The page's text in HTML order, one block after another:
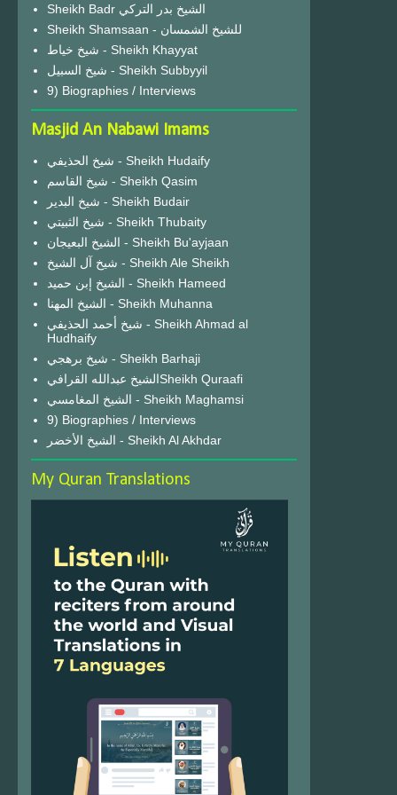
Sheikh Badr الشيخ بدر التركي
Sheikh Shamsaan - للشيخ الشمسان
شيخ خياط - Sheikh Khayyat
شيخ السبيل - Sheikh Subbyyil
9) Biographies / Interviews
Masjid An Nabawi Imams
شيخ الحذيفي - Sheikh Hudaify
شيخ القاسم - Sheikh Qasim
شيخ البدير - Sheikh Budair
شيخ الثبيتي - Sheikh Thubaity
الشيخ البعيجان - Sheikh Bu'ayjaan
شيخ آل الشيخ - Sheikh Ale Sheikh
الشيخ إبن حميد - Sheikh Hameed
الشيخ المهنا - Sheikh Muhanna
شيخ أحمد الحذيفي - Sheikh Ahmad al
Hudhaify
شيخ برهجي - Sheikh Barhaji
الشيخ عبدالله القرافيSheikh Quraafi
الشيخ المغامسي - Sheikh Maghamsi
9) Biographies / Interviews
الشيخ الأخضر - Sheikh Al Akhdar
My Quran Translations